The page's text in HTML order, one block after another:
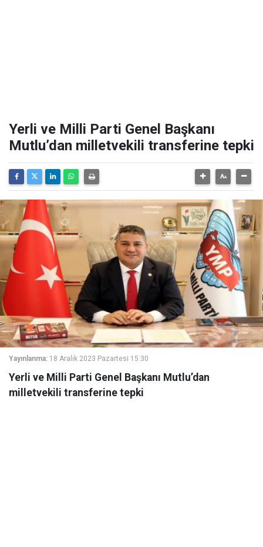
Yerli ve Milli Parti Genel Başkanı
Mutlu’dan milletvekili transferine tepki
Yayınlanma: 18 Aralık 2023 Pazartesi 15:30
Yerli ve Milli Parti Genel Başkanı Mutlu’dan
milletvekili transferine tepki